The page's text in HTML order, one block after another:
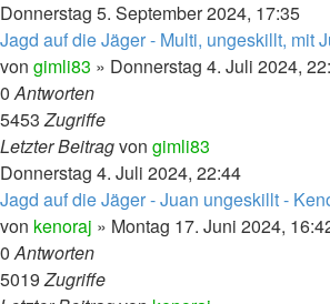
Donnerstag 5. September 2024, 17:35
Jagd auf die Jäger - Multi, ungeskillt, mit
von gimli83 » Donnerstag 4. Juli 2024,
0Antworten
5453Zugriffe
Letzter Beitragvon gimli83
Donnerstag 4. Juli 2024, 22:44
Jagd auf die Jäger - Juan ungeskillt -
von kenoraj » Montag 17. Juni 2024,
0Antworten
5019Zugriffe